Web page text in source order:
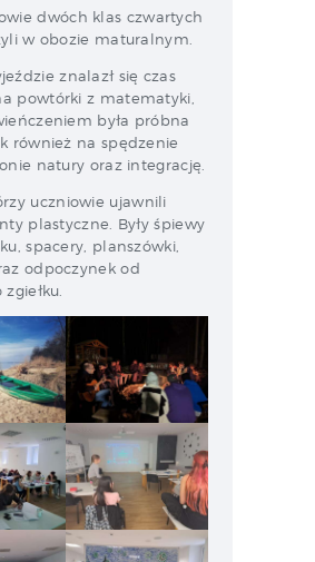
dwóch klas czwartych
w obozie maturalnym.
znalazł się czas
powtórki z matematyki,
była próbna
również na spędzenie
natury oraz integrację.
uczniowie ujawnili
plastyczne. Były śpiewy
spacery, planszówki,
odpoczynek od